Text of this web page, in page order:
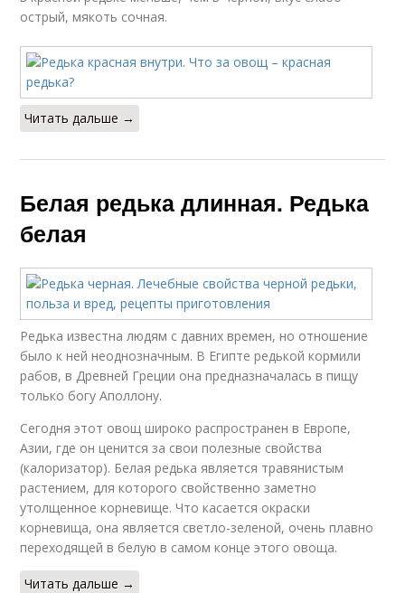
острый, мякоть сочная.
Читать дальше →
Белая редька длинная. Редька
белая
Редька известна людям с давних времен, но отношение
было к ней неоднозначным. В Египте редькой кормили
рабов, в Древней Греции она предназначалась в пищу
только богу Аполлону.
Сегодня этот овощ широко распространен в Европе,
Азии, где он ценится за свои полезные свойства
(калоризатор). Белая редька является травянистым
растением, для которого свойственно заметно
утолщенное корневище. Что касается окраски
корневища, она является светло-зеленой, очень плавно
переходящей в белую в самом конце этого овоща.
Читать дальше →